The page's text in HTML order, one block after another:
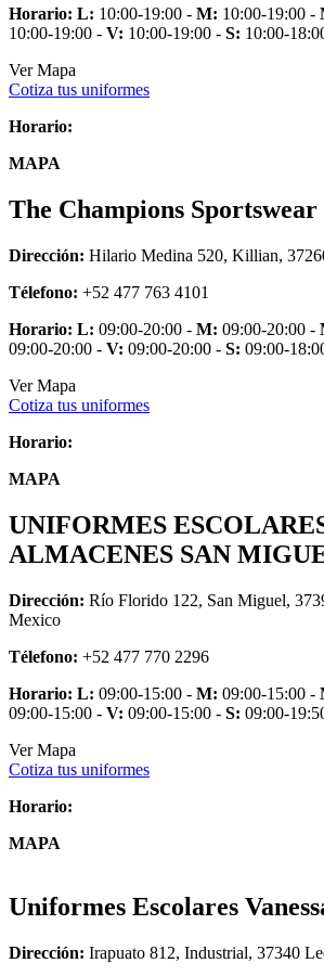
Horario: L: 10:00-19:00 - M: 10:00-19:00 -
10:00-19:00 - V: 10:00-19:00 - S: 10:00-
Ver Mapa
Cotiza tus uniformes
Horario:
MAPA
The Champions Sportswear
Dirección: Hilario Medina 520, Killian,
Télefono: +52 477 763 4101
Horario: L: 09:00-20:00 - M: 09:00-20:00 -
09:00-20:00 - V: 09:00-20:00 - S: 09:00-
Ver Mapa
Cotiza tus uniformes
Horario:
MAPA
UNIFORMES
ALMACENES SAN
Dirección: Río Florido 122, San Miguel,
Mexico
Télefono: +52 477 770 2296
Horario: L: 09:00-15:00 - M: 09:00-15:00 -
09:00-15:00 - V: 09:00-15:00 - S: 09:00-
Ver Mapa
Cotiza tus uniformes
Horario:
MAPA
Uniformes Escolares
Dirección: Irapuato 812, Industrial, 37340